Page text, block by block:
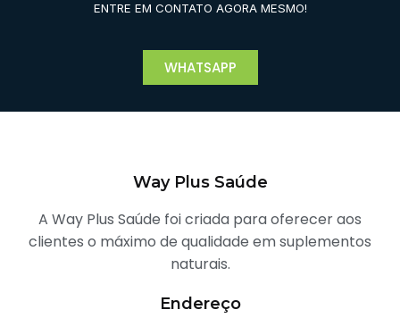
ENTRE EM CONTATO AGORA MESMO!
WHATSAPP
Way Plus Saúde
A Way Plus Saúde foi criada para oferecer aos
clientes o máximo de qualidade em suplementos
naturais.
Endereço